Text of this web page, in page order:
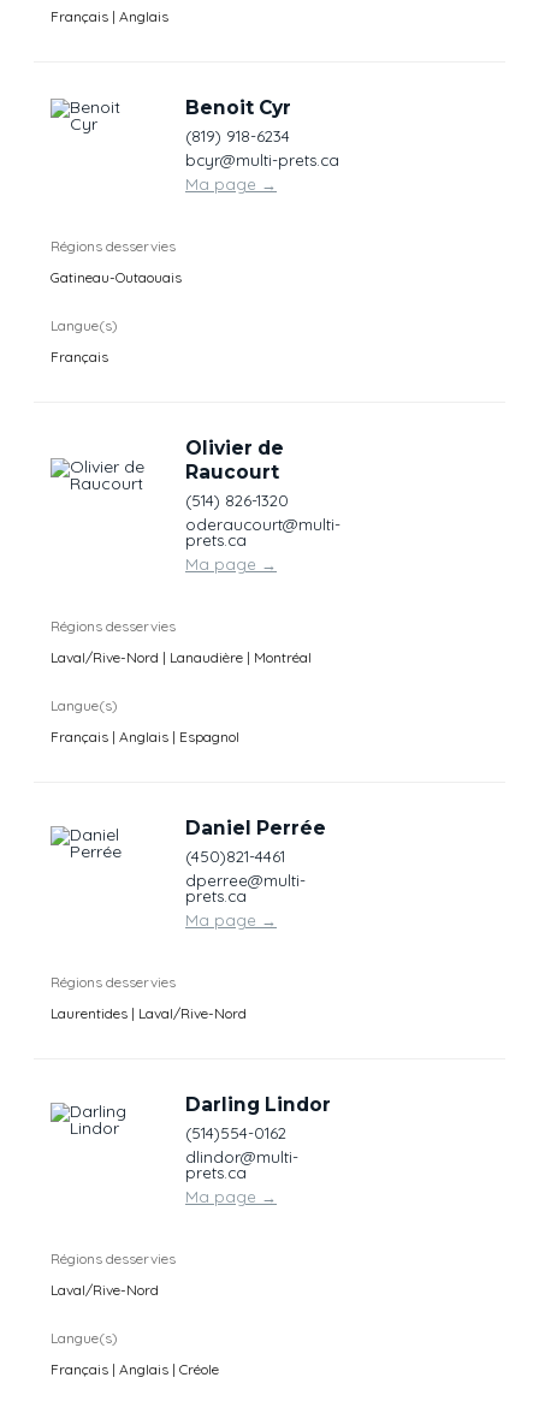
Français | Anglais
Benoit Cyr
(819) 918-6234
bcyr@multi-prets.ca
Ma page →
Régions desservies
Gatineau-Outaouais
Langue(s)
Français
Olivier de
Raucourt
(514) 826-1320
oderaucourt@multi-
prets.ca
Ma page →
Régions desservies
Laval/Rive-Nord | Lanaudière | Montréal
Langue(s)
Français | Anglais | Espagnol
Daniel Perrée
(450)821-4461
dperree@multi-
prets.ca
Ma page →
Régions desservies
Laurentides | Laval/Rive-Nord
Darling Lindor
(514)554-0162
dlindor@multi-
prets.ca
Ma page →
Régions desservies
Laval/Rive-Nord
Langue(s)
Français | Anglais | Créole